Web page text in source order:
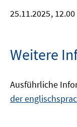
25.11.2025,
Weitere
Ausführliche
der